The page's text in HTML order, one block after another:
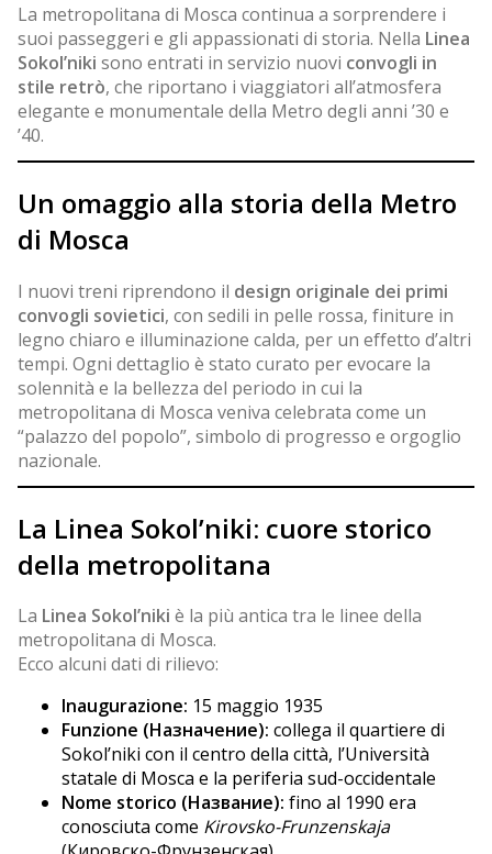
La metropolitana di Mosca continua a sorprendere i
suoi passeggeri e gli appassionati di storia. Nella Linea
Sokol’niki sono entrati in servizio nuovi convogli in
stile retrò, che riportano i viaggiatori all’atmosfera
elegante e monumentale della Metro degli anni ’30 e
’40.
Un omaggio alla storia della Metro
di Mosca
I nuovi treni riprendono il design originale dei primi
convogli sovietici, con sedili in pelle rossa, finiture in
legno chiaro e illuminazione calda, per un effetto d’altri
tempi. Ogni dettaglio è stato curato per evocare la
solennità e la bellezza del periodo in cui la
metropolitana di Mosca veniva celebrata come un
“palazzo del popolo”, simbolo di progresso e orgoglio
nazionale.
La Linea Sokol’niki: cuore storico
della metropolitana
La Linea Sokol’niki è la più antica tra le linee della
metropolitana di Mosca.
Ecco alcuni dati di rilievo:
Inaugurazione: 15 maggio 1935
Funzione (Назначение): collega il quartiere di
Sokol’niki con il centro della città, l’Università
statale di Mosca e la periferia sud-occidentale
Nome storico (Название): fino al 1990 era
conosciuta come Kirovsko-Frunzenskaja